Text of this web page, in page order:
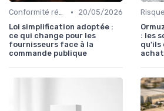
Conformité réglementaire •
20/05/2026
Loi simplification adoptée :
ce qui change pour les
fournisseurs face à la
commande publique
: les
qu'ils